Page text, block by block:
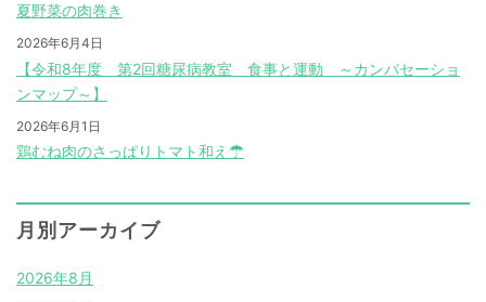
夏野菜の肉巻き
【令和8年度 第2回糖尿病教室 食事と運動 ～カンバセーショ
ンマップ～】
2026年6月4日
鶏むね肉のさっぱりトマト和え☂
2026年6月1日
月別アーカイブ
2026年8月